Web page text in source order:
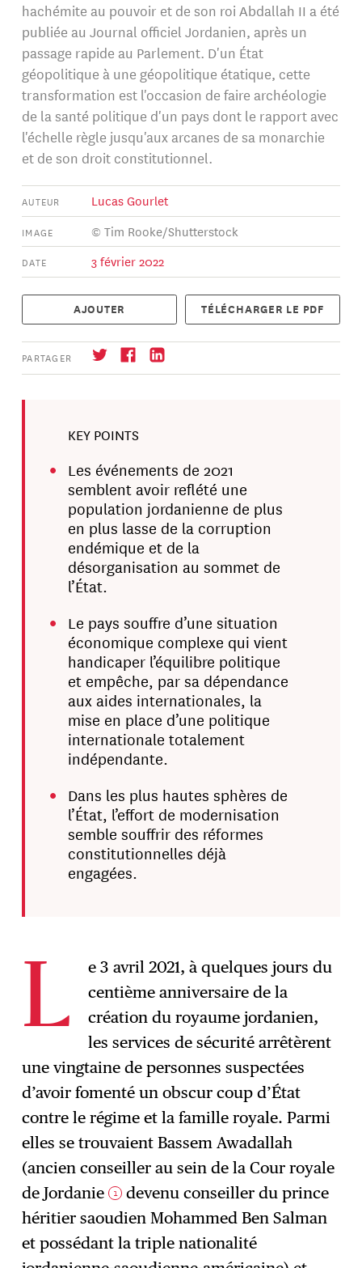
hachémite au pouvoir et de son roi Abdallah II a été
publiée au Journal officiel Jordanien, après un
passage rapide au Parlement. D'un État
géopolitique à une géopolitique étatique, cette
transformation est l'occasion de faire archéologie
de la santé politique d'un pays dont le rapport avec
l'échelle règle jusqu'aux arcanes de sa monarchie
et de son droit constitutionnel.
AUTEUR Lucas Gourlet
IMAGE © Tim Rooke/Shutterstock
DATE 3 février 2022
AJOUTER TÉLÉCHARGER LE PDF
PARTAGER
KEY POINTS
Les événements de 2021
semblent avoir reflété une
population jordanienne de plus
en plus lasse de la corruption
endémique et de la
désorganisation au sommet de
l’État.
Le pays souffre d’une situation
économique complexe qui vient
handicaper l’équilibre politique
et empêche, par sa dépendance
aux aides internationales, la
mise en place d’une politique
internationale totalement
indépendante.
Dans les plus hautes sphères de
l’État, l’effort de modernisation
semble souffrir des réformes
constitutionnelles déjà
engagées.
L
e 3 avril 2021, à quelques jours du
centième anniversaire de la
création du royaume jordanien,
les services de sécurité arrêtèrent
une vingtaine de personnes suspectées
d’avoir fomenté un obscur coup d’État
contre le régime et la famille royale. Parmi
elles se trouvaient Bassem Awadallah
(ancien conseiller au sein de la Cour royale
de Jordanie 1
devenu conseiller du prince
héritier saoudien Mohammed Ben Salman
et possédant la triple nationalité